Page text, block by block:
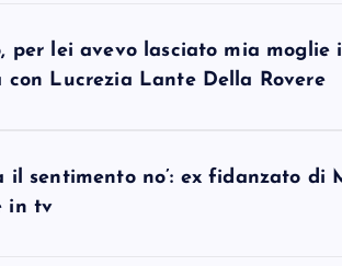
per lei avevo lasciato mia moglie
Lucrezia Lante Della Rovere
il sentimento no’: ex fidanzato di
in tv